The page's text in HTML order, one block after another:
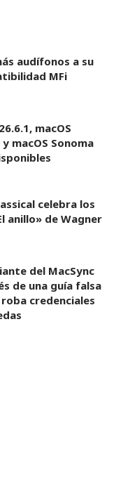
audífonos a su
MFi
macOS
macOS Sonoma
celebra los
anillo» de Wagner
del MacSync
de una guía falsa
credenciales